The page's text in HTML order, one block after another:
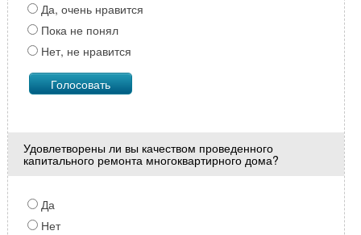
Да, очень нравится
Пока не понял
Нет, не нравится
Удовлетворены ли вы качеством проведенного
капитального ремонта многоквартирного дома?
Да
Нет